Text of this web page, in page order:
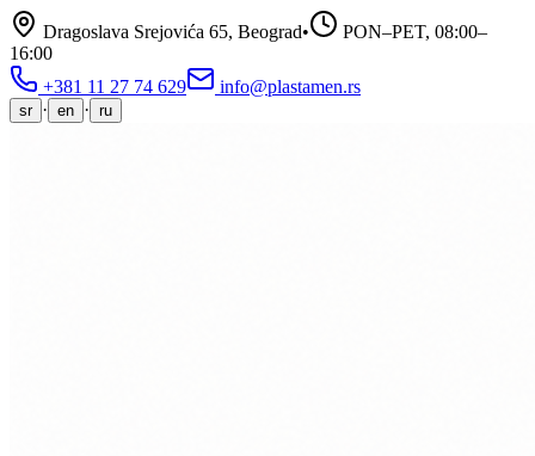
Dragoslava Srejovića 65, Beograd• PON–PET, 08:00–
16:00
+381 11 27 74 629
info@plastamen.rs
sr · en · ru